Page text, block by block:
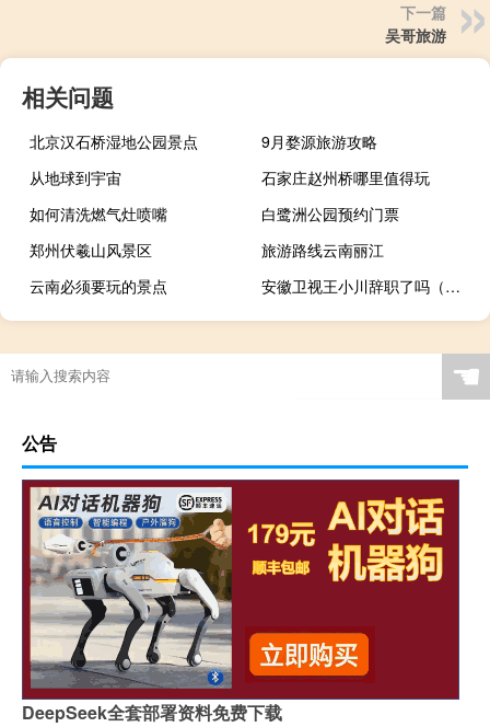
下一篇
吴哥旅游
相关问题
北京汉石桥湿地公园景点
9月婺源旅游攻略
从地球到宇宙
石家庄赵州桥哪里值得玩
如何清洗燃气灶喷嘴
白鹭洲公园预约门票
郑州伏羲山风景区
旅游路线云南丽江
云南必须要玩的景点
安徽卫视王小川辞职了吗（安徽卫视主持人王小川的妻子是谁）
☚
公告
DeepSeek全套部署资料免费下载